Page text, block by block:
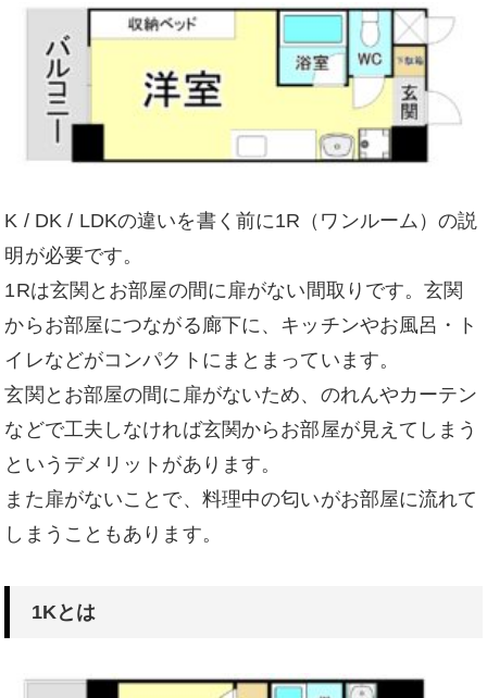
K / DK / LDKの違いを書く前に1R（ワンルーム）の説
明が必要です。
1Rは玄関とお部屋の間に扉がない間取りです。玄関
からお部屋につながる廊下に、キッチンやお風呂・ト
イレなどがコンパクトにまとまっています。
玄関とお部屋の間に扉がないため、のれんやカーテン
などで工夫しなければ玄関からお部屋が見えてしまう
というデメリットがあります。
また扉がないことで、料理中の匂いがお部屋に流れて
しまうこともあります。
1Kとは